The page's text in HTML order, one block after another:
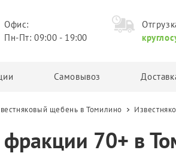
Офис:
Пн-Пт: 09:00 - 19:00
Планировочный грунт
Плодородный грунт
Самовывоз
щебень в Томилино
70+ в